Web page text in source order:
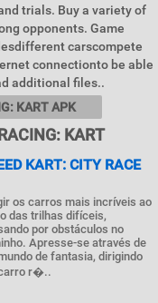
trials. Buy a variety of
opponents. Game
carscompete
connectionto be able
additional files..
KART APK
KART
KART: CITY RACE
os carros mais incríveis ao
das trilhas difíceis,
por obstáculos no
Apresse-se através de
de fantasia, dirigindo
r�..